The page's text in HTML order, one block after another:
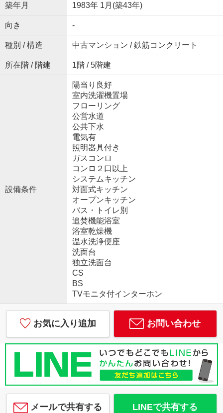
築年月 1983年 1月(築43年)
向き -
種別 / 構造 中古マンション / 鉄筋コンクリート
所在階 / 階建 1階 / 5階建
設備条件
陽当り良好
室内洗濯機置場
フローリング
公営水道
公共下水
電気有
照明器具付き
ガスコンロ
コンロ２口以上
システムキッチン
対面式キッチン
オープンキッチン
バス・トイレ別
追焚機能浴室
浴室乾燥機
温水洗浄便座
洗面台
独立洗面台
CS
BS
TVモニタ付インターホン
お気に入り追加 お問い合わせ
メールで共有する LINEで共有する